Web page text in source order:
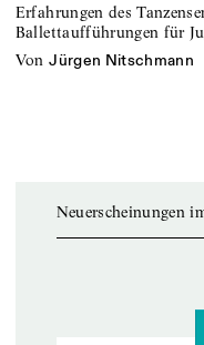
Erfahrungen des
Ballettaufführungen für
von Jürgen Nitschmann
Neuerscheinungen